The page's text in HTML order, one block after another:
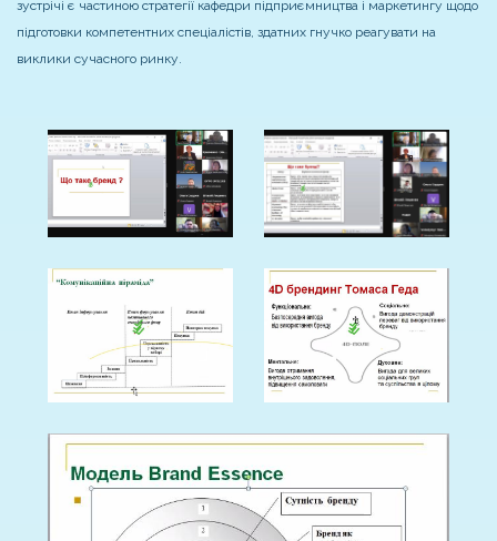
зустрічі є частиною стратегії кафедри підприємництва і маркетингу щодо
підготовки компетентних спеціалістів, здатних гнучко реагувати на
виклики сучасного ринку.